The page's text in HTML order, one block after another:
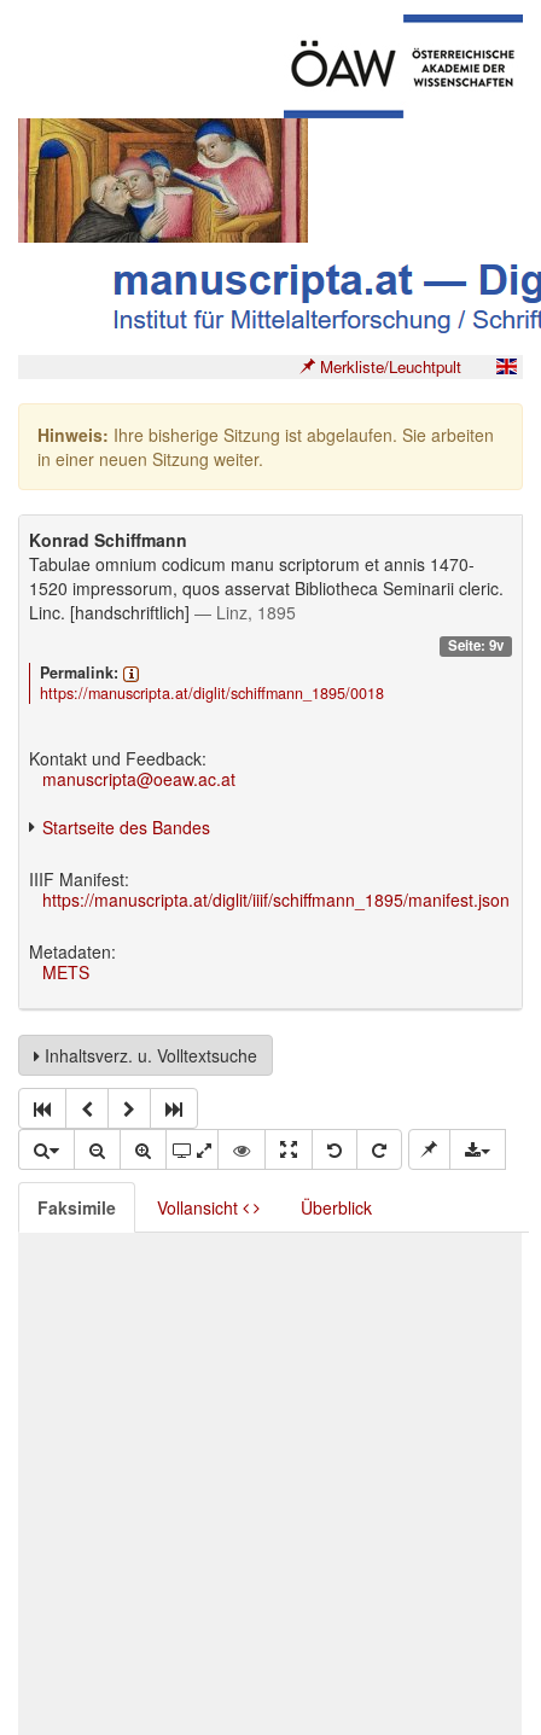
Merkliste/Leuchtpult
Hinweis: Ihre bisherige Sitzung ist abgelaufen. Sie arbeiten
in einer neuen Sitzung weiter.
Konrad Schiffmann
Tabulae omnium codicum manu scriptorum et annis 1470-
1520 impressorum, quos asservat Bibliotheca Seminarii cleric.
Linc. [handschriftlich] — Linz, 1895
Seite: 9v
Permalink:
https://manuscripta.at/diglit/schiffmann_1895/0018
Kontakt und Feedback:
manuscripta@oeaw.ac.at
Startseite des Bandes
IIIF Manifest:
https://manuscripta.at/diglit/iiif/schiffmann_1895/manifest.json
Metadaten:
METS
Inhaltsverz. u. Volltextsuche
Faksimile Vollansicht Überblick